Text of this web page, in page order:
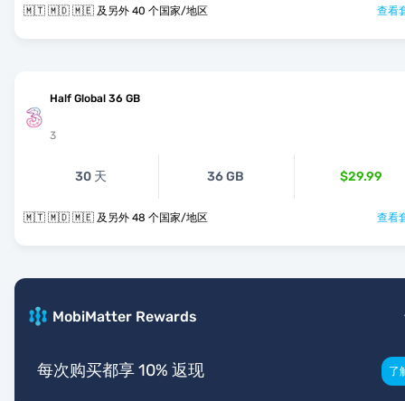
🇲🇹 🇲🇩 🇲🇪 及另外 40 个国家/地区 查看
Half Global 36 GB
3
30 天 36 GB $29.99
🇲🇹 🇲🇩 🇲🇪 及另外 48 个国家/地区 查看
MobiMatter Rewards
每次购买都享 10% 返现 了